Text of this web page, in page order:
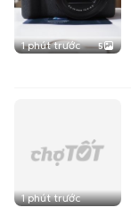
1 phút trước 5
1 phút trước